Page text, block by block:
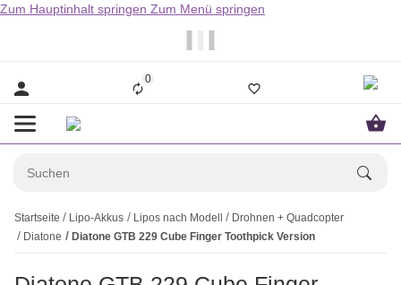
Zum Hauptinhalt springen Zum Menü springen
Bestellungen bis 14.00Uhr werden
0
Startseite Lipo-Akkus Lipos nach Modell
Drohnen + Quadcopter
Diatone
Diatone GTB 229 Cube Finger Toothpick Version